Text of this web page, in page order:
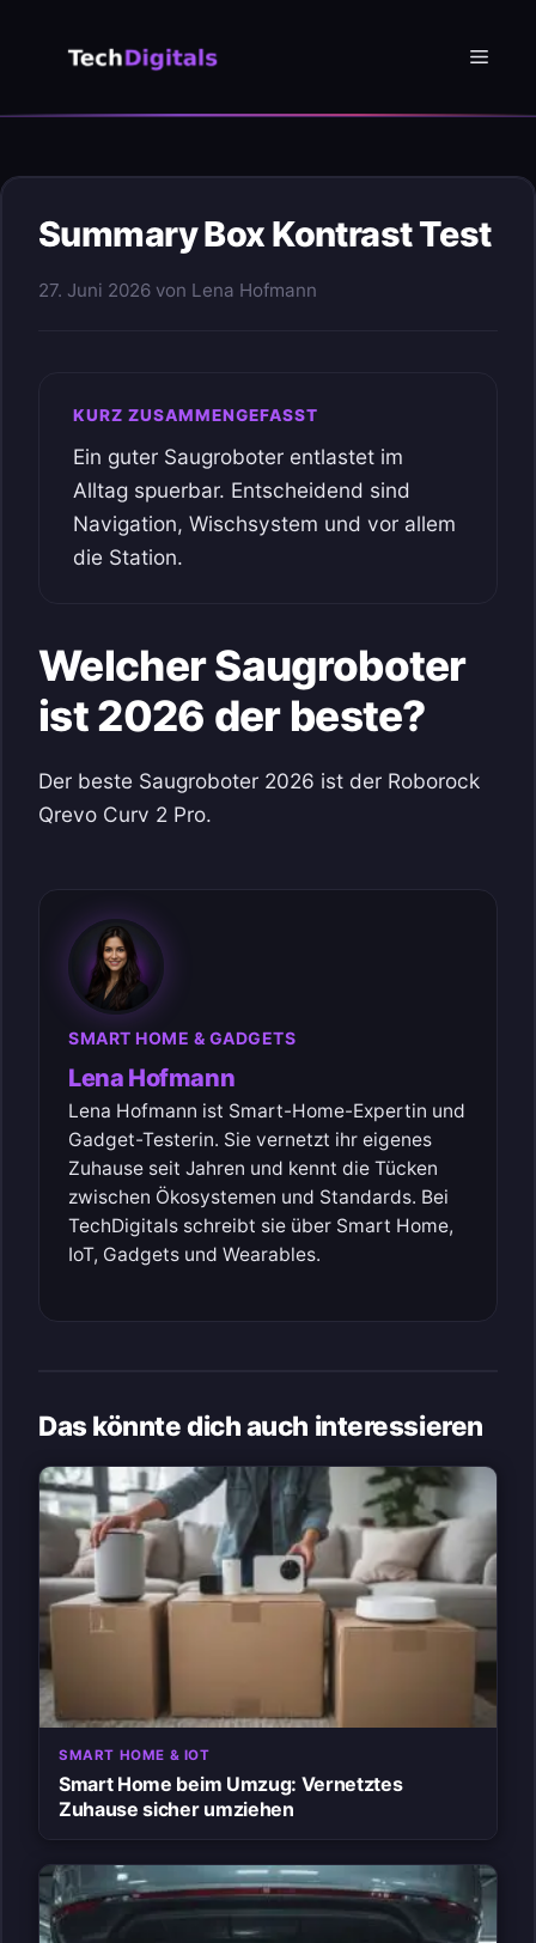
Menü
Summary Box Kontrast Test
27. Juni 2026 von Lena Hofmann
KURZ ZUSAMMENGEFASST
Ein guter Saugroboter entlastet im
Alltag spuerbar. Entscheidend sind
Navigation, Wischsystem und vor allem
die Station.
Welcher Saugroboter
ist 2026 der beste?
Der beste Saugroboter 2026 ist der Roborock
Qrevo Curv 2 Pro.
SMART HOME & GADGETS
Lena Hofmann
Lena Hofmann ist Smart-Home-Expertin und
Gadget-Testerin. Sie vernetzt ihr eigenes
Zuhause seit Jahren und kennt die Tücken
zwischen Ökosystemen und Standards. Bei
TechDigitals schreibt sie über Smart Home,
IoT, Gadgets und Wearables.
Das könnte dich auch interessieren
SMART HOME & IOT
Smart Home beim Umzug: Vernetztes
Zuhause sicher umziehen